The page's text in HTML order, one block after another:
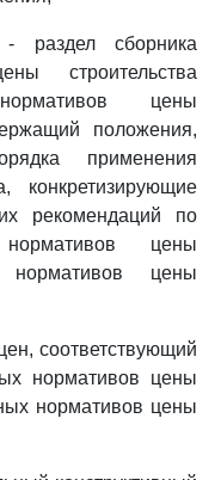
- раздел сборника
строительства
цены
положения,
применения
конкретизирующие
рекомендаций по
цены
нормативов цены
соответствующий
нормативов цены
нормативов цены